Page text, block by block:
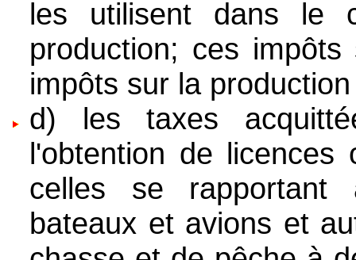
les utilisent dans le
production; ces
impôts sur la
d) les taxes
l'obtention de licences
celles se rapportant
bateaux et avions et